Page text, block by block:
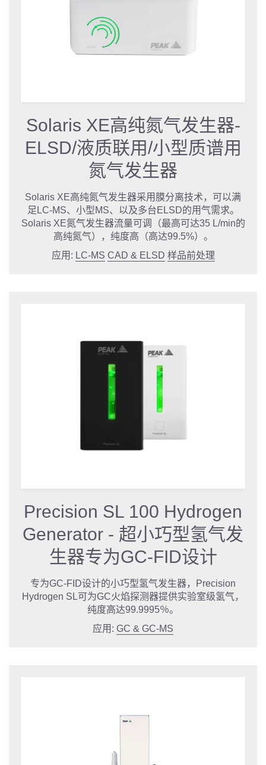
Solaris XE高纯氮气发生器-
ELSD/液质联用/小型质谱用
氮气发生器
Solaris XE高纯氮气发生器采用膜分离技术，可以满
足LC-MS、小型MS、以及多台ELSD的用气需求。
Solaris XE氮气发生器流量可调（最高可达35 L/min的
高纯氮气），纯度高（高达99.5%）。
应用: LC-MS CAD & ELSD 样品前处理
Precision SL 100 Hydrogen
Generator - 超小巧型氢气发
生器专为GC-FID设计
专为GC-FID设计的小巧型氢气发生器，Precision
Hydrogen SL可为GC火焰探测器提供实验室级氢气，
纯度高达99.9995％。
应用: GC & GC-MS